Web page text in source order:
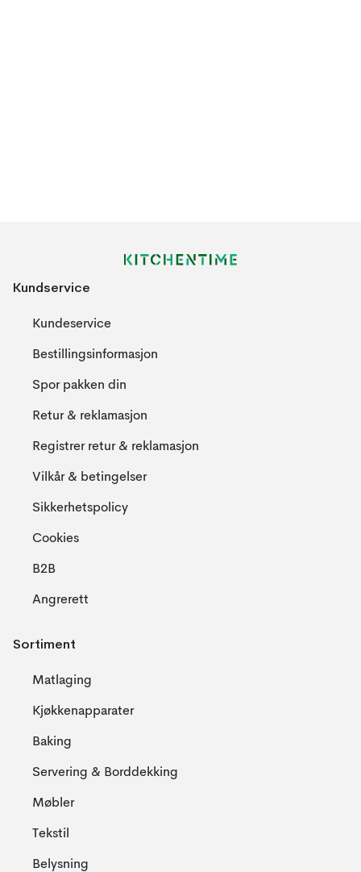
Kundservice
Kundeservice
Bestillingsinformasjon
Spor pakken din
Retur & reklamasjon
Registrer retur & reklamasjon
Vilkår & betingelser
Sikkerhetspolicy
Cookies
B2B
Angrerett
Sortiment
Matlaging
Kjøkkenapparater
Baking
Servering & Borddekking
Møbler
Tekstil
Belysning